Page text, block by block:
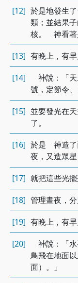
[12] 於是地發生
類；並結果
核。 神看著
[13] 有晚上，有早
[14]
神說：「天
號，定節令
[15] 並要發光在
了。
[16] 於是 神造了
夜，又造眾星
[17] 就把這些光
[18] 管理晝夜，
[19] 有晚上，有早
[20]
神說：「水
鳥飛在地面
面）。」